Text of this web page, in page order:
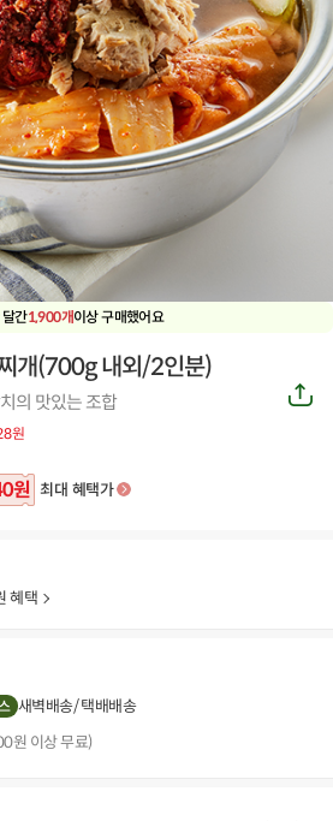
간1,900개이상 구매했어요
개(700g 내외/2인분)
의 맛있는 조합
원
원 최대 혜택가
공
유
혜택
새벽배송 택배배송
원 이상 무료)